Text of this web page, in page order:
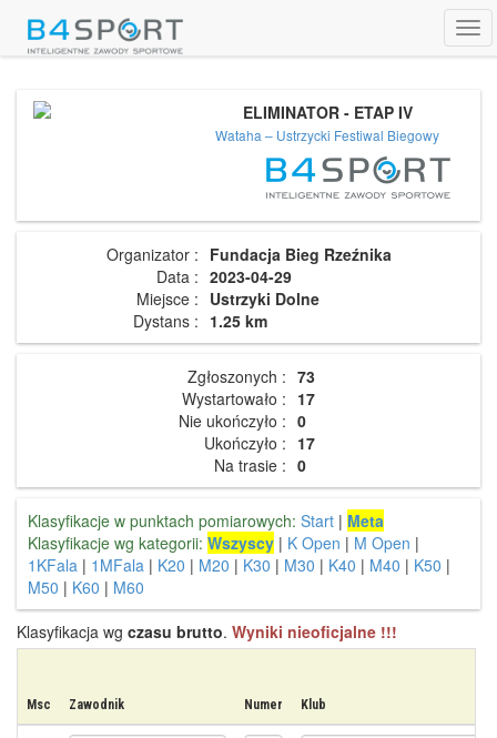
ELIMINATOR - ETAP IV
Wataha – Ustrzycki Festiwal Biegowy
Organizator : Fundacja Bieg Rzeźnika
Data : 2023-04-29
Miejsce : Ustrzyki Dolne
Dystans : 1.25 km
Zgłoszonych : 73
Wystartowało : 17
Nie ukończyło : 0
Ukończyło : 17
Na trasie : 0
Klasyfikacje w punktach pomiarowych: Start | Meta
Klasyfikacje wg kategorii: Wszyscy | K Open | M Open |
1KFala | 1MFala | K20 | M20 | K30 | M30 | K40 | M40 | K50 |
M50 | K60 | M60
Klasyfikacja wg czasu brutto. Wyniki nieoficjalne !!!
Msc Zawodnik Numer Klub